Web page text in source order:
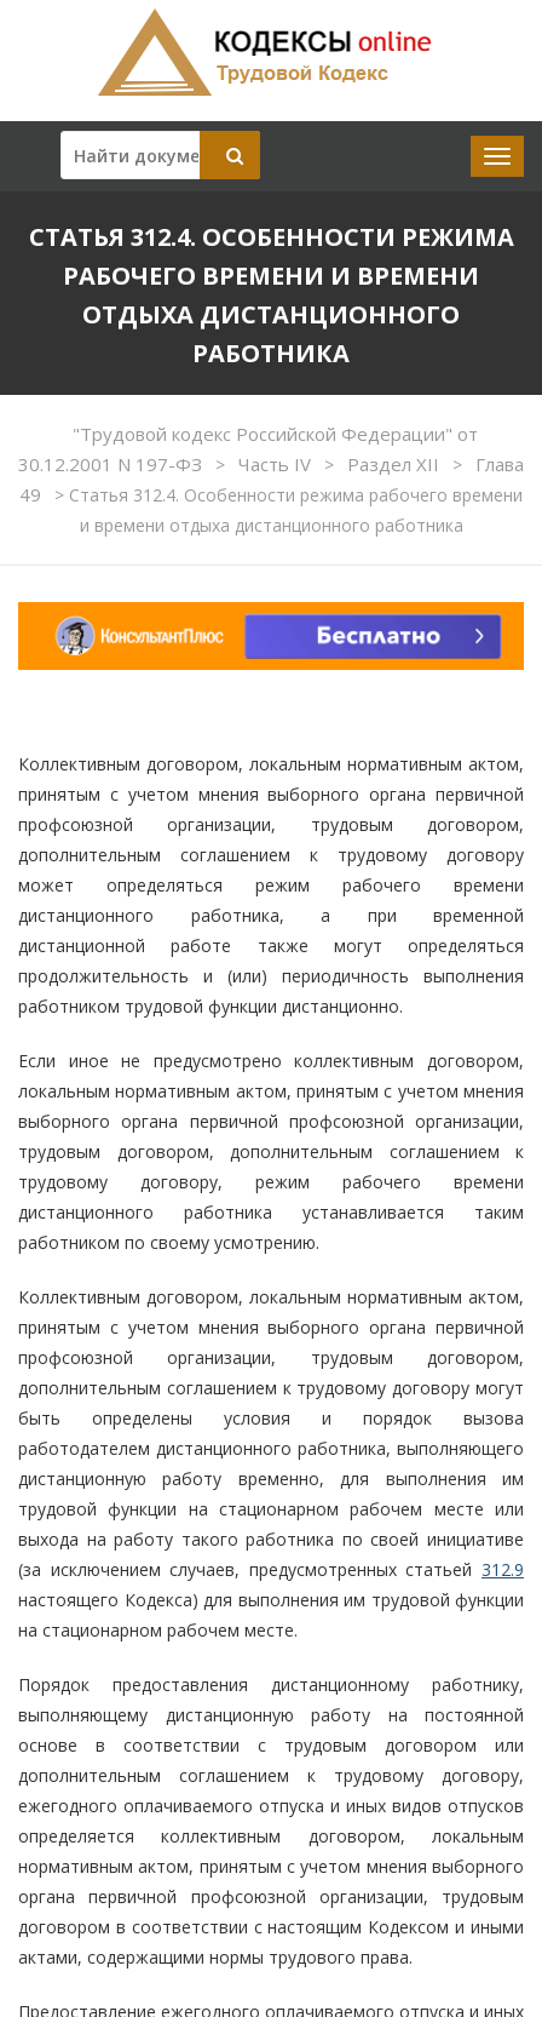
СТАТЬЯ 312.4. ОСОБЕННОСТИ РЕЖИМА
РАБОЧЕГО ВРЕМЕНИ И ВРЕМЕНИ
ОТДЫХА ДИСТАНЦИОННОГО
РАБОТНИКА
"Трудовой кодекс Российской Федерации" от
30.12.2001 N 197-ФЗ
> Часть IV > Раздел XII >
Глава
49
> Статья 312.4. Особенности режима рабочего времени
и времени отдыха дистанционного работника
Коллективным договором, локальным нормативным актом,
принятым с учетом мнения выборного органа первичной
профсоюзной организации, трудовым договором,
дополнительным соглашением к трудовому договору
может определяться режим рабочего времени
дистанционного работника, а при временной
дистанционной работе также могут определяться
продолжительность и (или) периодичность выполнения
работником трудовой функции дистанционно.
Если иное не предусмотрено коллективным договором,
локальным нормативным актом, принятым с учетом мнения
выборного органа первичной профсоюзной организации,
трудовым договором, дополнительным соглашением к
трудовому договору, режим рабочего времени
дистанционного работника устанавливается таким
работником по своему усмотрению.
Коллективным договором, локальным нормативным актом,
принятым с учетом мнения выборного органа первичной
профсоюзной организации, трудовым договором,
дополнительным соглашением к трудовому договору могут
быть определены условия и порядок вызова
работодателем дистанционного работника, выполняющего
дистанционную работу временно, для выполнения им
трудовой функции на стационарном рабочем месте или
выхода на работу такого работника по своей инициативе
(за исключением случаев, предусмотренных статьей 312.9
настоящего Кодекса) для выполнения им трудовой функции
на стационарном рабочем месте.
Порядок предоставления дистанционному работнику,
выполняющему дистанционную работу на постоянной
основе в соответствии с трудовым договором или
дополнительным соглашением к трудовому договору,
ежегодного оплачиваемого отпуска и иных видов отпусков
определяется коллективным договором, локальным
нормативным актом, принятым с учетом мнения выборного
органа первичной профсоюзной организации, трудовым
договором в соответствии с настоящим Кодексом и иными
актами, содержащими нормы трудового права.
Предоставление ежегодного оплачиваемого отпуска и иных